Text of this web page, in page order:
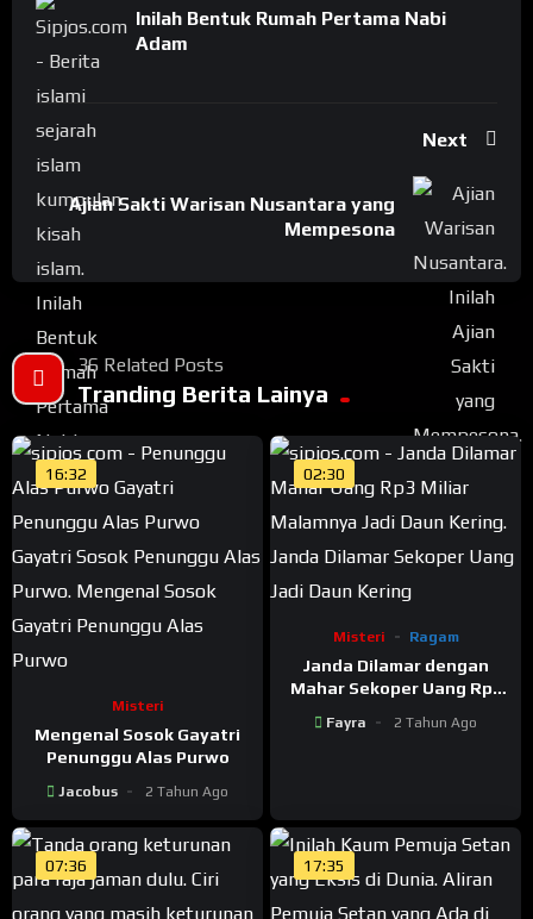
Inilah Bentuk Rumah Pertama Nabi
Adam
Next
Ajian Sakti Warisan Nusantara yang
Mempesona
36 Related Posts
Tranding Berita Lainya
16:32
Misteri
Mengenal Sosok Gayatri
Penunggu Alas Purwo
Jacobus 2 Tahun Ago
02:30
Misteri Ragam
Janda Dilamar dengan
Mahar Sekoper Uang Rp3
Daun Kering
Fayra 2 Tahun Ago
07:36 17:35